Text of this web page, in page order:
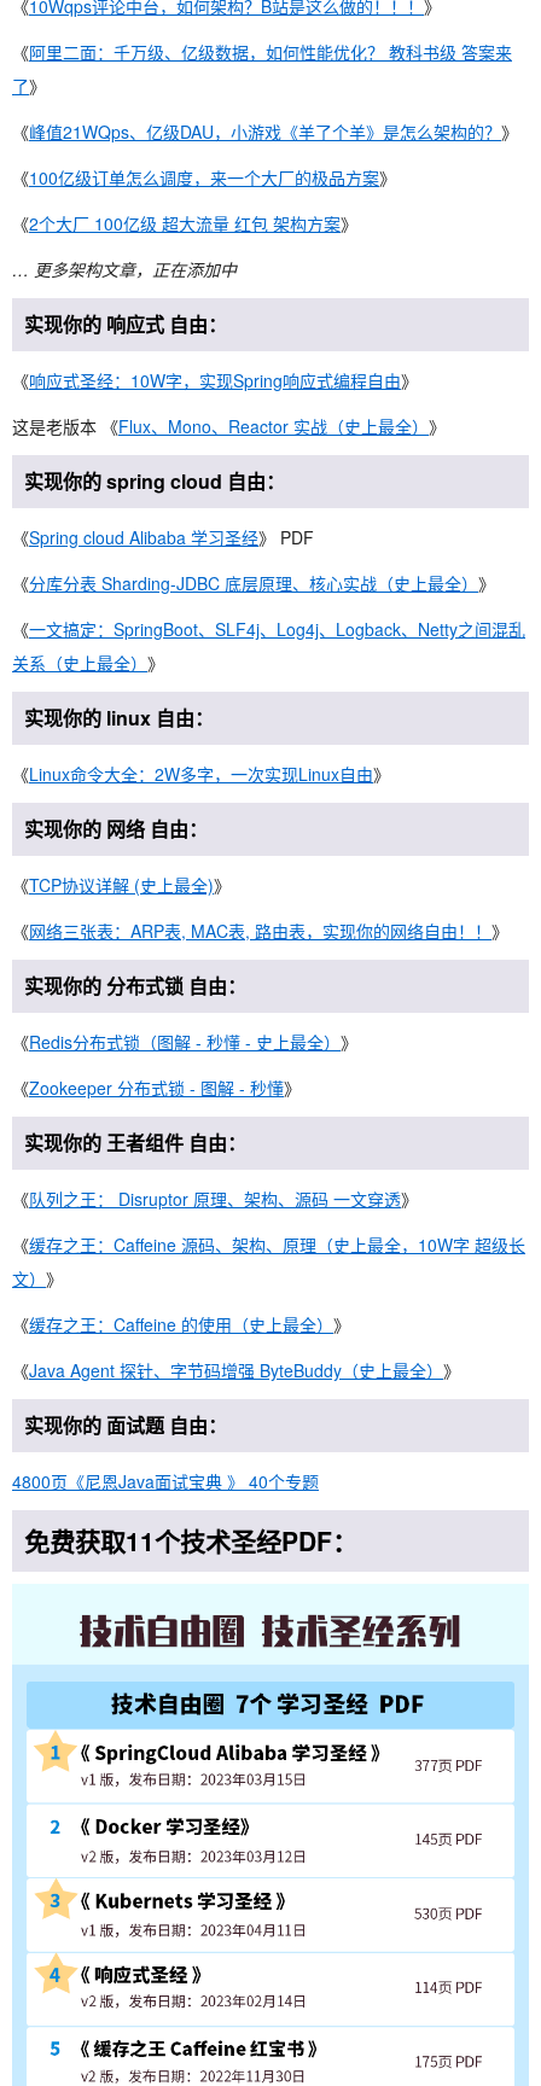
《10Wqps评论中台，如何架构？B站是这么做的！！！ 》
《阿里二面：千万级、亿级数据，如何性能优化？ 教科书级 答案来
了》
《峰值21WQps、亿级DAU，小游戏《羊了个羊》是怎么架构的？ 》
《100亿级订单怎么调度，来一个大厂的极品方案》
《2个大厂 100亿级 超大流量 红包 架构方案》
… 更多架构文章，正在添加中
实现你的 响应式 自由：
《响应式圣经：10W字，实现Spring响应式编程自由》
这是老版本 《Flux、Mono、Reactor 实战（史上最全） 》
实现你的 spring cloud 自由：
《Spring cloud Alibaba 学习圣经》 PDF
《分库分表 Sharding-JDBC 底层原理、核心实战（史上最全） 》
《一文搞定：SpringBoot、SLF4j、Log4j、Logback、Netty之间混乱
关系（史上最全） 》
实现你的 linux 自由：
《Linux命令大全：2W多字，一次实现Linux自由》
实现你的 网络 自由：
《TCP协议详解 (史上最全)》
《网络三张表：ARP表, MAC表, 路由表，实现你的网络自由！！ 》
实现你的 分布式锁 自由：
《Redis分布式锁（图解 - 秒懂 - 史上最全） 》
《Zookeeper 分布式锁 - 图解 - 秒懂》
实现你的 王者组件 自由：
《队列之王： Disruptor 原理、架构、源码 一文穿透》
《缓存之王：Caffeine 源码、架构、原理（史上最全，10W字 超级长
文） 》
《缓存之王：Caffeine 的使用（史上最全） 》
《Java Agent 探针、字节码增强 ByteBuddy（史上最全） 》
实现你的 面试题 自由：
4800页《尼恩Java面试宝典 》 40个专题
免费获取11个技术圣经PDF：